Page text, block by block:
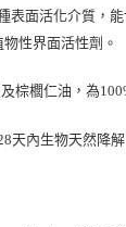
表面活化介質，
物性界面活性劑。
棕櫚仁油，為
天內生物天然降解